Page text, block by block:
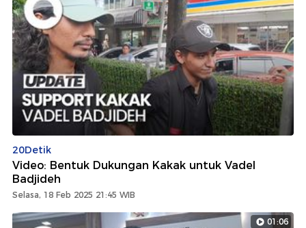
20Detik
Video: Bentuk Dukungan Kakak untuk Vadel
Badjideh
Selasa, 18 Feb 2025 21:45 WIB
01:06